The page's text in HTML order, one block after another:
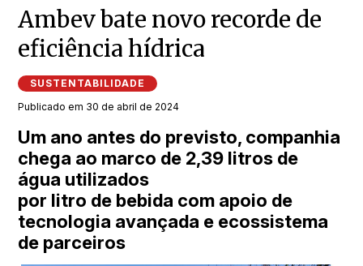
Ambev bate novo recorde de
eficiência hídrica
SUSTENTABILIDADE
Publicado em 30 de abril de 2024
Um ano antes do previsto, companhia
chega ao marco de 2,39 litros de
água utilizados
por litro de bebida com apoio de
tecnologia avançada e ecossistema
de parceiros